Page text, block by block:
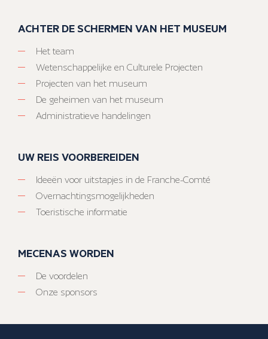
ACHTER DE SCHERMEN VAN HET MUSEUM
Het team
Wetenschappelijke en Culturele Projecten
Projecten van het museum
De geheimen van het museum
Administratieve handelingen
UW REIS VOORBEREIDEN
Ideeën voor uitstapjes in de Franche-Comté
Overnachtingsmogelijkheden
Toeristische informatie
MECENAS WORDEN
De voordelen
Onze sponsors